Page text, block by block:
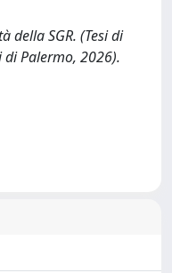
della SGR. (Tesi di
Palermo, 2026).